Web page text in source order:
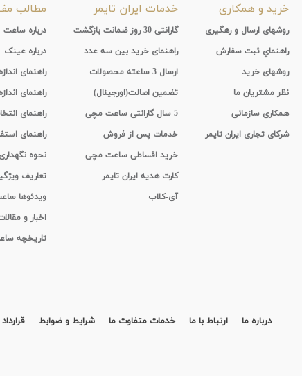
خرید و همکاری
روشهای ارسال و رهگیری
راهنماي ثبت سفارش
روشهای خرید
نظر مشتریان ما
همکاری سازمانی
شرکای تجاری ایران تایمر
خدمات ایران تایمر
گارانتی 30 روز ضمانت بازگشت
راهنمای خرید بین سه عدد
ارسال 3 ساعته محصولات
تضمین اصالت(اورجینال)
5 سال گارانتی ساعت مچی
خدمات پس از فروش
خرید اقساطی ساعت مچی
کارت هدیه ایران تایمر
آی-کلاب
مطالب
درباره ساعت
درباره عینک
راهنمای
راهنمای
راهنمای
راهنمای
نحوه
تعاریف
ویدئوها
اخبار و
تاریخچه
درباره ما ارتباط با ما خدمات متفاوت ما شرایط و ضوابط قرارداد